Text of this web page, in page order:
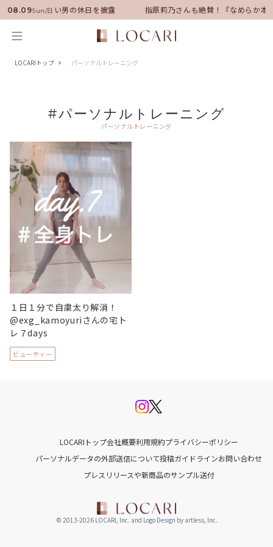
08.09Sun/日
ーに就任！いい男の休日を披露 指原莉乃さんも絶賛！『なめらか本
LOCARIトップ パーソナルトレーニング
#パーソナルトレーニング
パーソナルトレーニング
１日１分で自粛太り解消！
@exg_kamoyuriさんの宅ト
レ７days
ビューティー
LOCARIトップ会社概要利用規約プライバシーポリシー
パーソナルデータの外部送信について投稿ガイドラインお問い合わせ
プレスリリースや新商品のサンプル送付
© 2013-2026 LOCARI, Inc. and Logo Design by artless, Inc.